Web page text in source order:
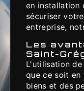
en installation
sécuriser
entreprise,
Les
Saint-
L'utilisation
que ce soit en
biens et des